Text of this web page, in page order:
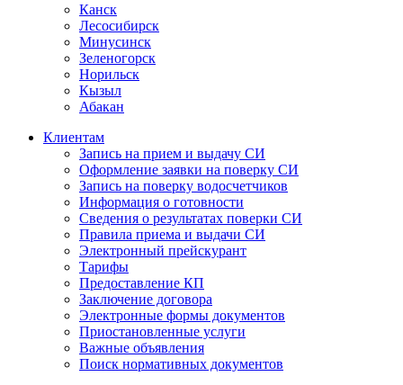
Канск
Лесосибирск
Минусинск
Зеленогорск
Норильск
Кызыл
Абакан
Клиентам
Запись на прием и выдачу СИ
Оформление заявки на поверку СИ
Запись на поверку водосчетчиков
Информация о готовности
Сведения о результатах поверки СИ
Правила приема и выдачи СИ
Электронный прейскурант
Тарифы
Предоставление КП
Заключение договора
Электронные формы документов
Приостановленные услуги
Важные объявления
Поиск нормативных документов